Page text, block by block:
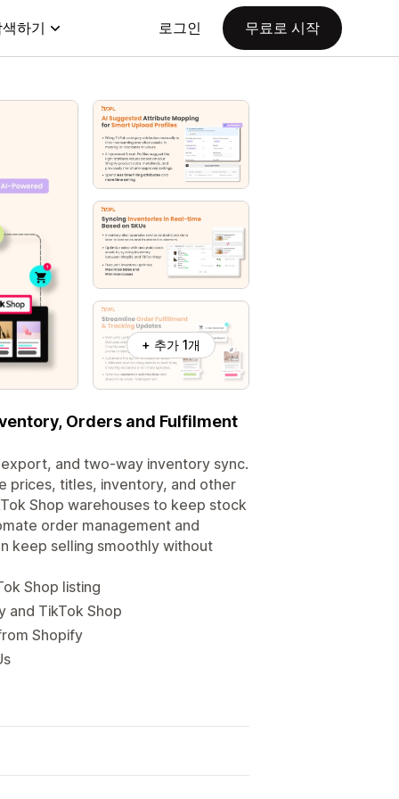
하기 로그인 무료로 시작
+ 추가 1개
Orders and Fulfilment
and two-way inventory sync.
prices, titles, inventory, and other
Shop warehouses to keep stock
order management and
keep selling smoothly without
Shop listing
and TikTok Shop
Shopify